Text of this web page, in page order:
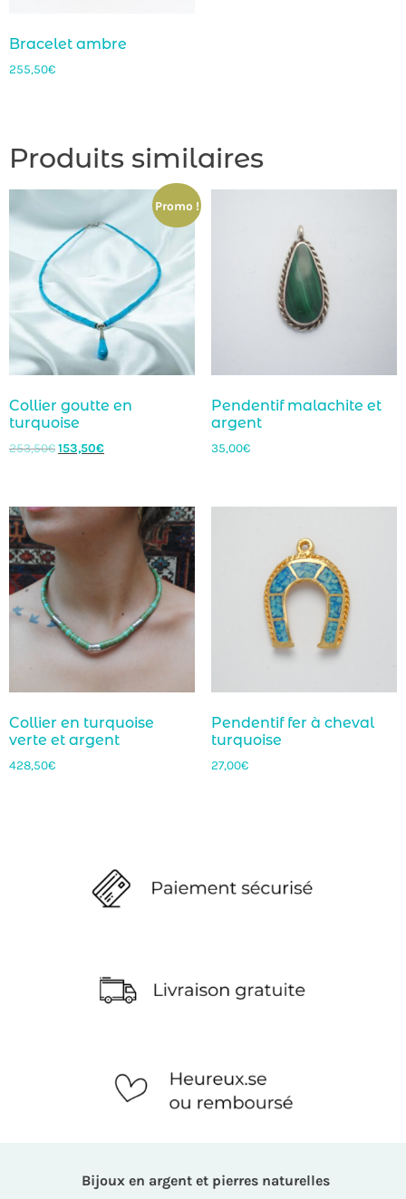
Bracelet ambre
255,50€
Produits similaires
Promo !
Collier goutte en
turquoise
253,50€153,50€
Pendentif malachite et
argent
35,00€
Collier en turquoise
verte et argent
428,50€
Pendentif fer à cheval
turquoise
27,00€
Bijoux en argent et pierres naturelles